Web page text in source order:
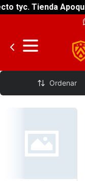
tyc. Tienda
KiteSurf
Ordenar